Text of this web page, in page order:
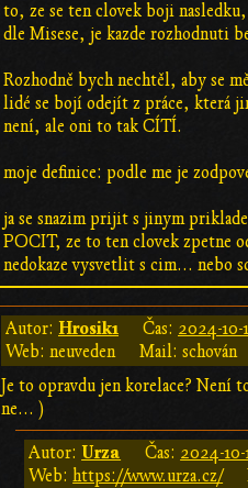
to, ze se ten clovek boji
dle Misese, je kazde rozhodnuti
Rozhodně bych nechtěl, aby se
lidé se bojí odejít z práce, která
není, ale oni to tak CÍTÍ.
moje definice: podle me je
ja se snazim prijit s jinym
POCIT, ze to ten clovek zpetne
nedokaze vysvetlit s cim... nebo
Autor: Hrosik1 Čas: 2024-10-
Web: neuveden
Mail: schován
Je to opravdu jen korelace?
ne... )
Autor: Urza Čas: 2024-10-
Web:https://www.urza.cz/